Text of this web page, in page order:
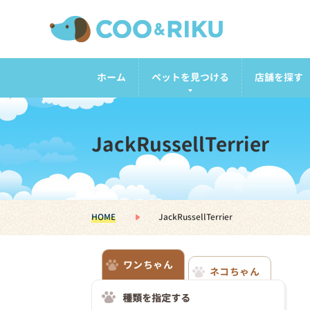
ホーム ペットを見つける 店舗を探す
JackRussellTerrier
HOME JackRussellTerrier
ワンちゃん
ネコちゃん
種類を指定する